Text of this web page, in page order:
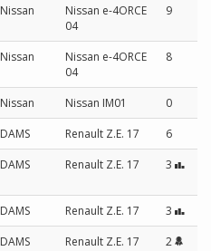
Nissan
Nissan e-4ORCE
04
9
Nissan
Nissan e-4ORCE
04
8
Nissan Nissan IM01
0
DAMS Renault Z.E. 17
6
DAMS Renault Z.E. 17 3
DAMS Renault Z.E. 17
3
DAMS Renault Z.E. 17
2